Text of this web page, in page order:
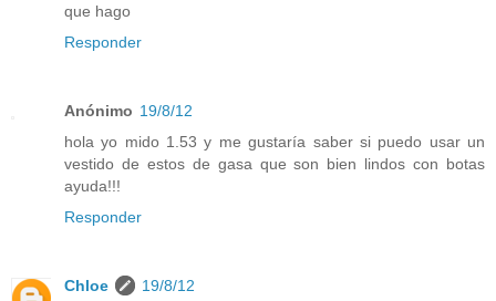
que hago
Responder
Anónimo 19/8/12
hola yo mido 1.53 y me gustaría saber si puedo usar un
vestido de estos de gasa que son bien lindos con botas
ayuda!!!
Responder
Chloe
19/8/12